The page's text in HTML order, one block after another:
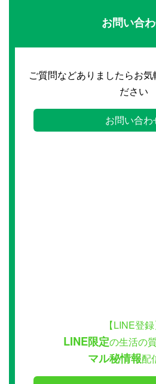
お問い合
ご質問などありましたらお気
ださい
お問い合わ
【LINE登録
LINE限定の生活の
マル秘情報配